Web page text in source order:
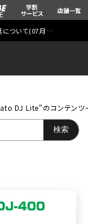
学割
サービス 店舗一覧
について(07月29日
DJ Lite”のコンテンツ